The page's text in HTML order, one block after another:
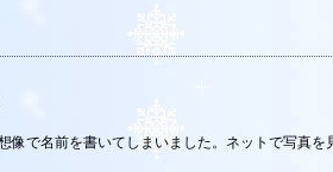
で名前を書いてしまいました。ネットで写真